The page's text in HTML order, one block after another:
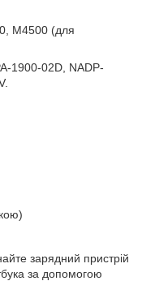
M4500 (для
1900-02D, NADP-
зарядний пристрій
за допомогою